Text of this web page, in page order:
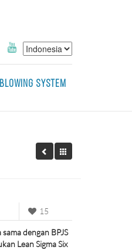
SYSTEM
15
dengan BPJS
Lean Sigma Six